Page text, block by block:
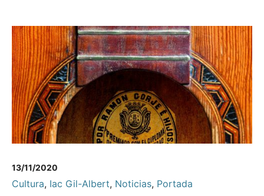
13/11/2020
Cultura, Iac Gil-Albert, Noticias, Portada